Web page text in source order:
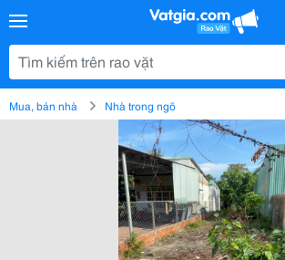
Mua, bán nhà Nhà trong ngõ